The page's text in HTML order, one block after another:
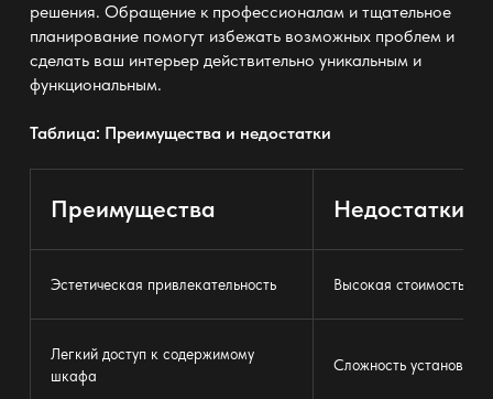
решения. Обращение к профессионалам и тщательное
планирование помогут избежать возможных проблем и
сделать ваш интерьер действительно уникальным и
функциональным.
Таблица: Преимущества и недостатки
Преимущества Недостатки
Эстетическая привлекательность Высокая стоимость
Легкий доступ к содержимому
шкафа
Сложность установки